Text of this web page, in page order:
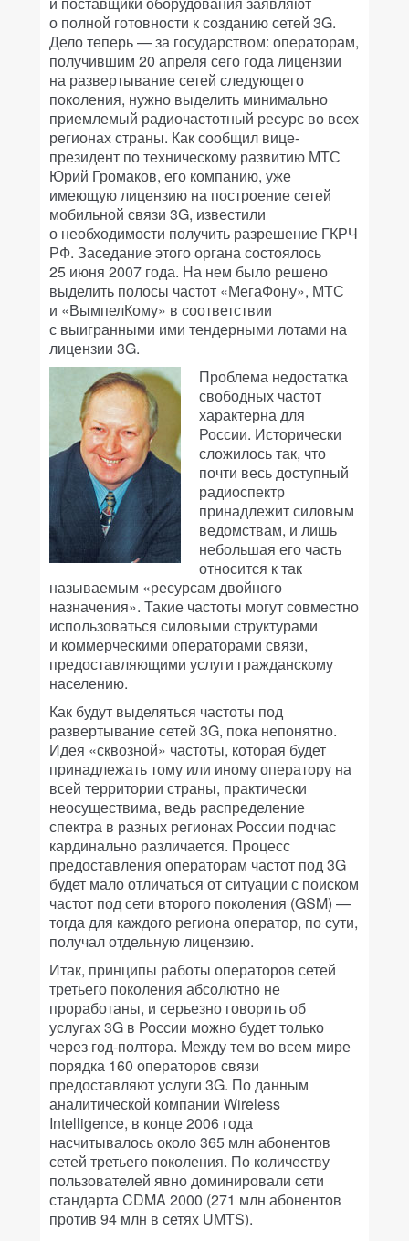
о полной готовности к созданию сетей 3G.
Дело теперь — за государством: операторам,
получившим 20 апреля сего года лицензии
на развертывание сетей следующего
поколения, нужно выделить минимально
приемлемый радиочастотный ресурс во всех
регионах страны. Как сообщил вице-
президент по техническому развитию МТС
Юрий Громаков, его компанию, уже
имеющую лицензию на построение сетей
мобильной связи 3G, известили
о необходимости получить разрешение ГКРЧ
РФ. Заседание этого органа состоялось
25 июня 2007 года. На нем было решено
выделить полосы частот «МегаФону», МТС
и «ВымпелКому» в соответствии
с выигранными ими тендерными лотами на
лицензии 3G.
Проблема недостатка
свободных частот
характерна для
России. Исторически
сложилось так, что
почти весь доступный
радиоспектр
принадлежит силовым
ведомствам, и лишь
небольшая его часть
относится к так
называемым «ресурсам двойного
назначения». Такие частоты могут совместно
использоваться силовыми структурами
и коммерческими операторами связи,
предоставляющими услуги гражданскому
населению.
Как будут выделяться частоты под
развертывание сетей 3G, пока непонятно.
Идея «сквозной» частоты, которая будет
принадлежать тому или иному оператору на
всей территории страны, практически
неосуществима, ведь распределение
спектра в разных регионах России подчас
кардинально различается. Процесс
предоставления операторам частот под 3G
будет мало отличаться от ситуации с поиском
частот под сети второго поколения (GSM) —
тогда для каждого региона оператор, по сути,
получал отдельную лицензию.
Итак, принципы работы операторов сетей
третьего поколения абсолютно не
проработаны, и серьезно говорить об
услугах 3G в России можно будет только
через год-полтора. Между тем во всем мире
порядка 160 операторов связи
предоставляют услуги 3G. По данным
аналитической компании Wireless
Intelligence, в конце 2006 года
насчитывалось около 365 млн абонентов
сетей третьего поколения. По количеству
пользователей явно доминировали сети
стандарта CDMA 2000 (271 млн абонентов
против 94 млн в сетях UMTS).